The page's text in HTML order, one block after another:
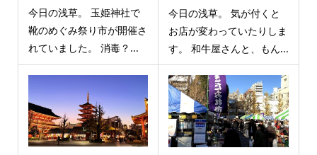
今日の浅草。 玉姫神社で
靴のめぐみ祭り市が開催さ
れていました。 消毒？...
今日の浅草。 気が付くと
お店が変わっていたりしま
す。 和牛屋さんと、もん...